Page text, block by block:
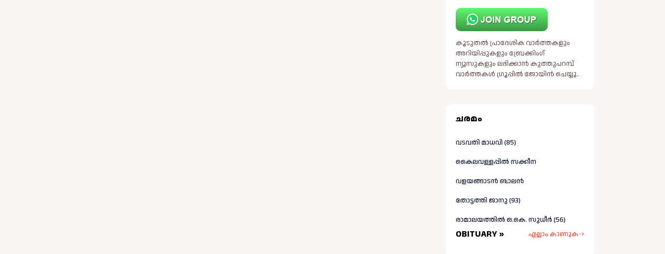
കൂടുതൽ പ്രാദേശിക വാർത്തകളും
അറിയിപ്പുകളും ബ്രേക്കിംഗ്
ന്യൂസുകളും ലഭിക്കാൻ കുത്തുപറമ്പ്
വാർത്തകൾ ഗ്രൂപ്പിൽ ജോയിൻ ചെയ്യൂ..
ചരമം
വടവതി മാധവി (85)
കൈലവള്ളപ്പിൽ സക്കീന
വളയങ്ങാടൻ ബാലൻ
തോട്ടത്തി ജാനു (93)
രാമാലയത്തിൽ ഒ.കെ. സുധീർ (56)
OBITUARY » എല്ലാം കാണുക